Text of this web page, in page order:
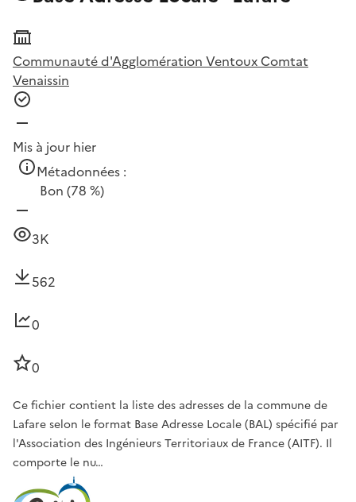
Communauté d'Agglomération Ventoux Comtat
Venaissin
Mis à jour hier
Métadonnées :
Bon (78 %)
3K
562
0
0
Ce fichier contient la liste des adresses de la commune de
Lafare selon le format Base Adresse Locale (BAL) spécifié par
l'Association des Ingénieurs Territoriaux de France (AITF). Il
comporte le nu…